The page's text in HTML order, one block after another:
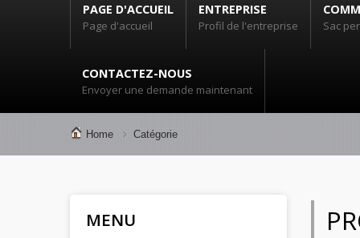
PAGE D'ACCUEIL
Page d'accueil
ENTREPRISE
Profil de l'entreprise Sac
CONTACTEZ-NOUS
Envoyer une demande maintenant
Home Catégorie
MENU